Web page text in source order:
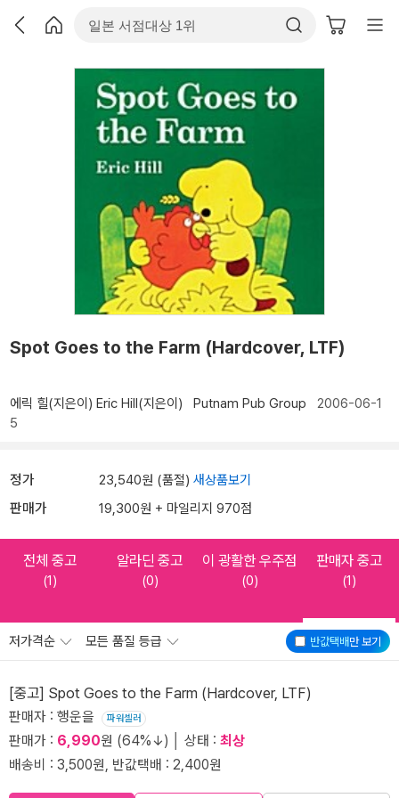
Spot Goes to the Farm (Hardcover, LTF)
에릭 힐(지은이) Eric Hill(지은이) Putnam Pub Group 2006-06-1
5
정가 23,540원 (품절) 새상품보기
판매가 19,300원 + 마일리지 970점
전체 중고
(1)
알라딘 중고
(0)
이 광활한 우주점
(0)
판매자 중고
(1)
반값택배만 보기
저가격순 모든 품질 등급
[중고] Spot Goes to the Farm (Hardcover, LTF)
판매자 : 행운을 파워셀러
판매가 : 6,990원 (64%↓) │ 상태 : 최상
배송비 : 3,500원, 반값택배 : 2,400원